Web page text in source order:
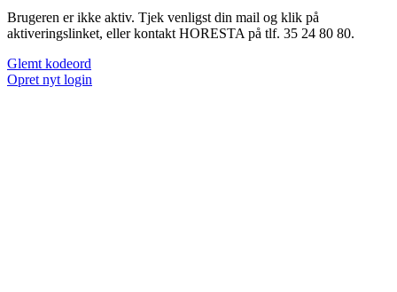
Brugeren er ikke aktiv. Tjek venligst din mail og klik på
aktiveringslinket, eller kontakt HORESTA på tlf. 35 24 80 80.
Glemt kodeord
Opret nyt login